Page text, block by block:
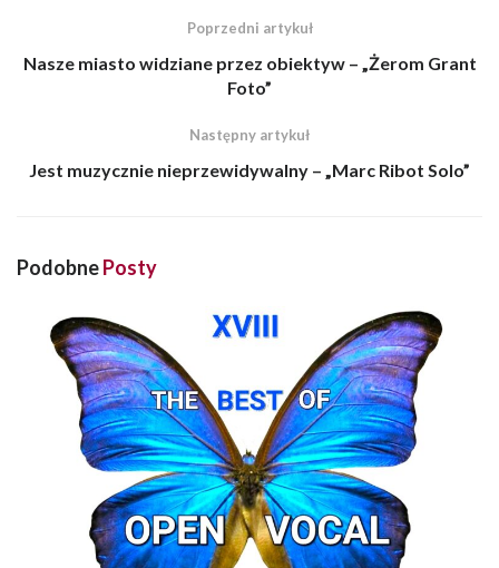
Poprzedni artykuł
Nasze miasto widziane przez obiektyw – „Żerom Grant
Foto”
Następny artykuł
Jest muzycznie nieprzewidywalny – „Marc Ribot Solo”
PodobnePosty